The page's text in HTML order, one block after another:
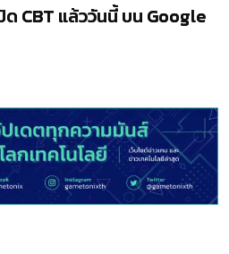
ระบี่สามภพ M เปิดดาวน์โหลด